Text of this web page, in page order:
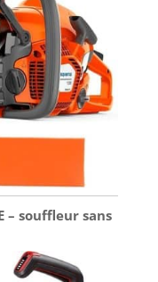
1 x
garantie,
– souffleur sans